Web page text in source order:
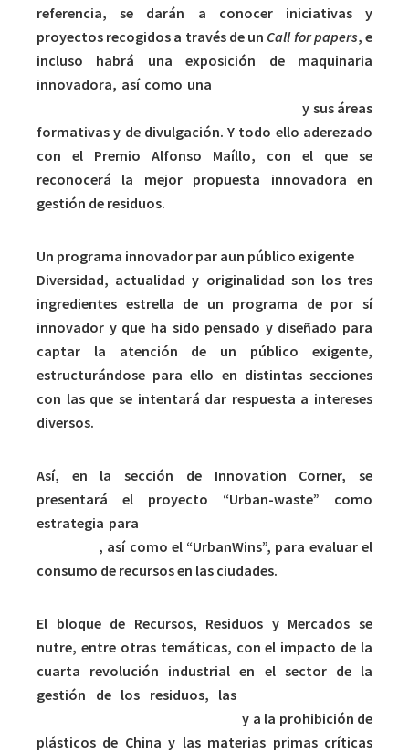
referencia, se darán a conocer iniciativas y
proyectos recogidos a través de un Call for papers, e
incluso habrá una exposición de maquinaria
innovadora, así como una
y sus áreas
formativas y de divulgación. Y todo ello aderezado
con el Premio Alfonso Maíllo, con el que se
reconocerá la mejor propuesta innovadora en
gestión de residuos.
Un programa innovador par aun público exigente
Diversidad, actualidad y originalidad son los tres
ingredientes estrella de un programa de por sí
innovador y que ha sido pensado y diseñado para
captar la atención de un público exigente,
estructurándose para ello en distintas secciones
con las que se intentará dar respuesta a intereses
diversos.
Así, en la sección de Innovation Corner, se
presentará el proyecto “Urban-waste” como
estrategia para
, así como el “UrbanWins”, para evaluar el
consumo de recursos en las ciudades.
El bloque de Recursos, Residuos y Mercados se
nutre, entre otras temáticas, con el impacto de la
cuarta revolución industrial en el sector de la
gestión de los residuos, las
y a la prohibición de
plásticos de China y las materias primas críticas